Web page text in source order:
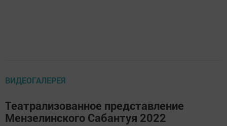
ВИДЕОГАЛЕРЕЯ
Театрализованное представление
Мензелинского Сабантуя 2022